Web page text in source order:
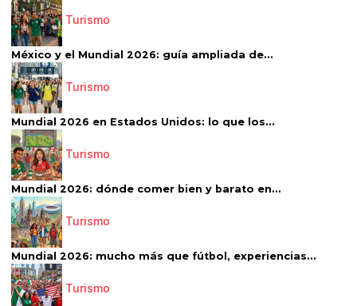
Turismo
México y el Mundial 2026: guía ampliada de...
Turismo
Mundial 2026 en Estados Unidos: lo que los...
Turismo
Mundial 2026: dónde comer bien y barato en...
Turismo
Mundial 2026: mucho más que fútbol, experiencias...
Turismo